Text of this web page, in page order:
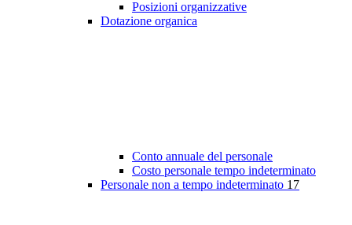
Posizioni organizzative
Dotazione organica
Conto annuale del personale
Costo personale tempo indeterminato
Personale non a tempo indeterminato 17